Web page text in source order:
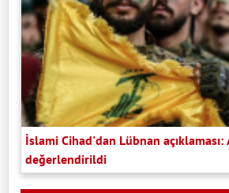
İslami Cihad'dan Lübnan
değerlendirildi